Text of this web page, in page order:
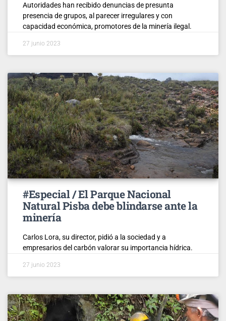
Autoridades han recibido denuncias de presunta
presencia de grupos, al parecer irregulares y con
capacidad económica, promotores de la minería ilegal.
27 junio 2023
#Especial / El Parque Nacional
Natural Pisba debe blindarse ante la
minería
Carlos Lora, su director, pidió a la sociedad y a
empresarios del carbón valorar su importancia hídrica.
27 junio 2023